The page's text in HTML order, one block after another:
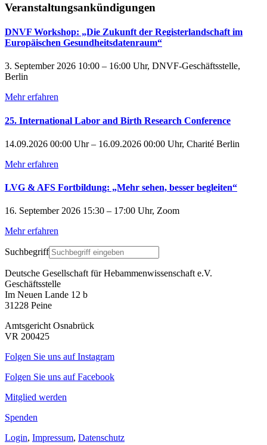
Veranstaltungsankündigungen
DNVF Workshop: „Die Zukunft der Registerlandschaft im
Europäischen Gesundheitsdatenraum“
3. September 2026 10:00 – 16:00 Uhr, DNVF-Geschäftsstelle,
Berlin
Mehr erfahren
25. International Labor and Birth Research Conference
14.09.2026 00:00 Uhr – 16.09.2026 00:00 Uhr, Charité Berlin
Mehr erfahren
LVG & AFS Fortbildung: „Mehr sehen, besser begleiten“
16. September 2026 15:30 – 17:00 Uhr, Zoom
Mehr erfahren
Suchbegriff
Deutsche Gesellschaft für Hebammenwissenschaft e.V.
Geschäftsstelle
Im Neuen Lande 12 b
31228 Peine
Amtsgericht Osnabrück
VR 200425
Folgen Sie uns auf Instagram
Folgen Sie uns auf Facebook
Mitglied werden
Spenden
Login, Impressum, Datenschutz